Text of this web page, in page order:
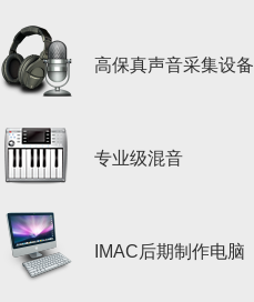
高保真声音采集设备
专业级混音
IMAC后期制作电脑